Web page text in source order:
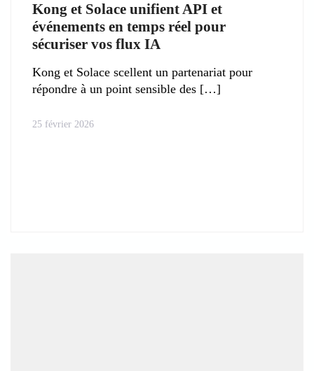
Kong et Solace unifient API et
événements en temps réel pour
sécuriser vos flux IA
Kong et Solace scellent un partenariat pour
répondre à un point sensible des
25 février 2026